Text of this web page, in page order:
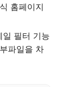
홈페이지
일 필터 기능
파일을 차